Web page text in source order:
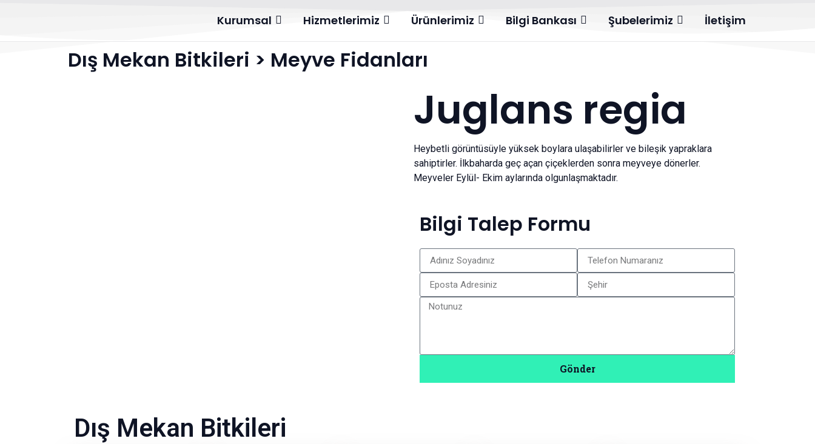
Kurumsal Hizmetlerimiz Ürünlerimiz Bilgi Bankası Şubelerimiz İletişim
Dış Mekan Bitkileri > Meyve Fidanları
Juglans regia
Heybetli görüntüsüyle yüksek boylara ulaşabilirler ve bileşik yapraklara
sahiptirler. İlkbaharda geç açan çiçeklerden sonra meyveye dönerler.
Meyveler Eylül- Ekim aylarında olgunlaşmaktadır.
Bilgi Talep Formu
Gönder
Dış Mekan Bitkileri